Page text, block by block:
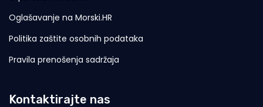
Oglašavanje na Morski.HR
Politika zaštite osobnih podataka
Pravila prenošenja sadržaja
Kontaktirajte nas